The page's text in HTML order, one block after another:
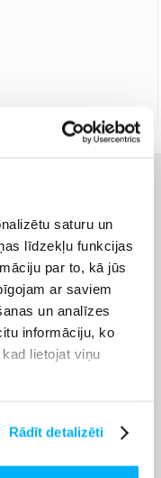
saturu un
līdzekļu funkcijas
par to, kā jūs
ar saviem
un analīzes
informāciju, ko
lietojat viņu
Rādīt detalizēti
kosmētikas
dibināts 1968.
pazīstams ar
pamatotiem
un augstiem
ādas tipus un
tāpēc Latvijā tā